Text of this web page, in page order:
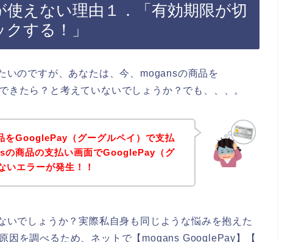
使えない理由１．「有効期限が切
する！」
いのですが、あなたは、今、mogansの商品を
たら？と考えていないでしょうか？でも、、、。
をGooglePay（グーグルペイ）で支払
の商品の支払い画面でGooglePay（グ
いエラーが発生！！
いでしょうか？実際私自身も同じような悩みを抱えた
因を調べるため、ネットで【mogans GooglePay】【